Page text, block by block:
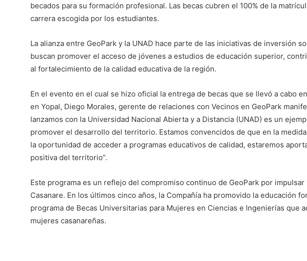
becados para su formación profesional. Las becas cubren el 100% de la
carrera escogida por los estudiantes.
La alianza entre GeoPark y la UNAD hace parte de las iniciativas de inversión
buscan promover el acceso de jóvenes a estudios de educación superior,
al fortalecimiento de la calidad educativa de la región.
En el evento en el cual se hizo oficial la entrega de becas que se llevó a cabo
en Yopal, Diego Morales, gerente de relaciones con Vecinos en GeoPark
lanzamos con la Universidad Nacional Abierta y a Distancia (UNAD) es un
promover el desarrollo del territorio. Estamos convencidos de que en la
la oportunidad de acceder a programas educativos de calidad, estaremos
positiva del territorio”.
Este programa es un reflejo del compromiso continuo de GeoPark por
Casanare. En los últimos cinco años, la Compañía ha promovido la educación
programa de Becas Universitarias para Mujeres en Ciencias e Ingenierías que
mujeres casanareñas.